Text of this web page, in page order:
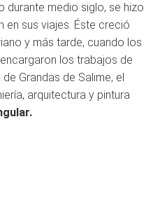
durante medio siglo, se hizo
en sus viajes. Éste creció
y más tarde, cuando los
los trabajos de
Grandas de Salime, el
arquitectura y pintura